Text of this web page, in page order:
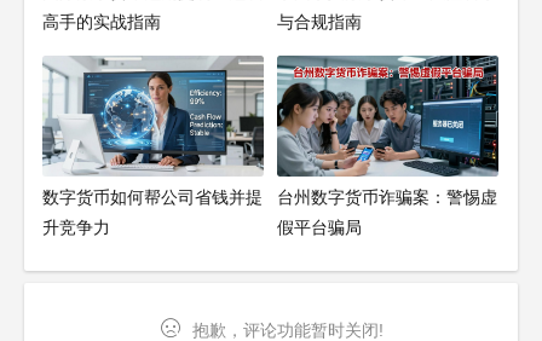
高手的实战指南
与合规指南
数字货币如何帮公司省钱并提
升竞争力
台州数字货币诈骗案：警惕虚
假平台骗局
抱歉，评论功能暂时关闭!